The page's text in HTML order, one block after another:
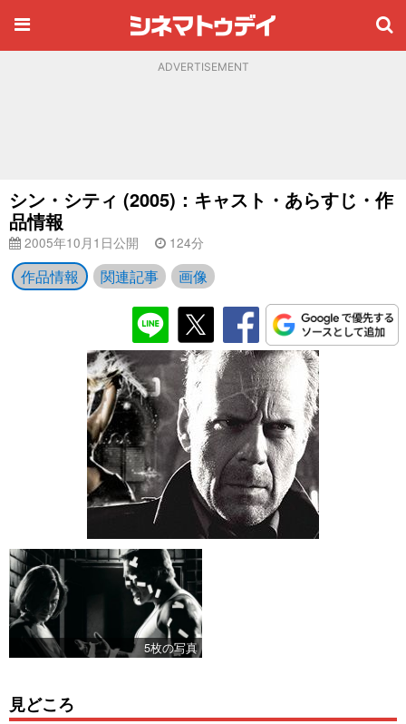
ADVERTISEMENT
シン・シティ (2005)：キャスト・あらすじ・作
品情報
2005年10月1日公開 124分
作品情報 関連記事 画像
5枚の写真
見どころ